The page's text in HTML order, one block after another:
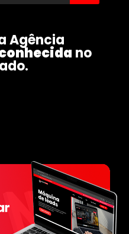
Agência
no